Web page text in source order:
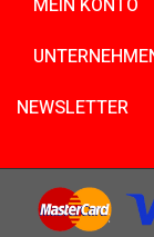
MEIN KONTO
NEWSLETTER